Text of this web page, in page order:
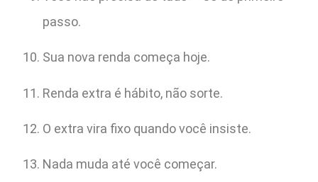
passo.
Sua nova renda começa hoje.
Renda extra é hábito, não sorte.
O extra vira fixo quando você insiste.
Nada muda até você começar.